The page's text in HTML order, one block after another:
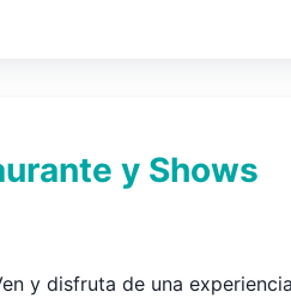
y Shows
y disfruta de una